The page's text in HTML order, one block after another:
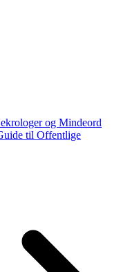
og Mindeord
til Offentlige